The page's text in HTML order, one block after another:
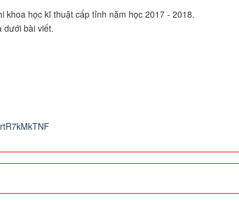
khoa học kĩ thuật cấp tỉnh năm học 2017 - 2018.
dưới bài viết.